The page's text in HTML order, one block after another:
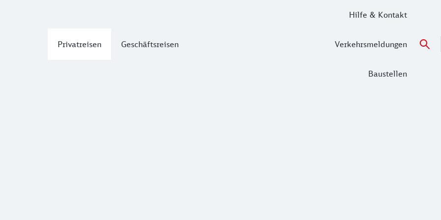
Privatreisen Geschäftsreisen
Hilfe & Kontakt
Verkehrsmeldungen
Baustellen